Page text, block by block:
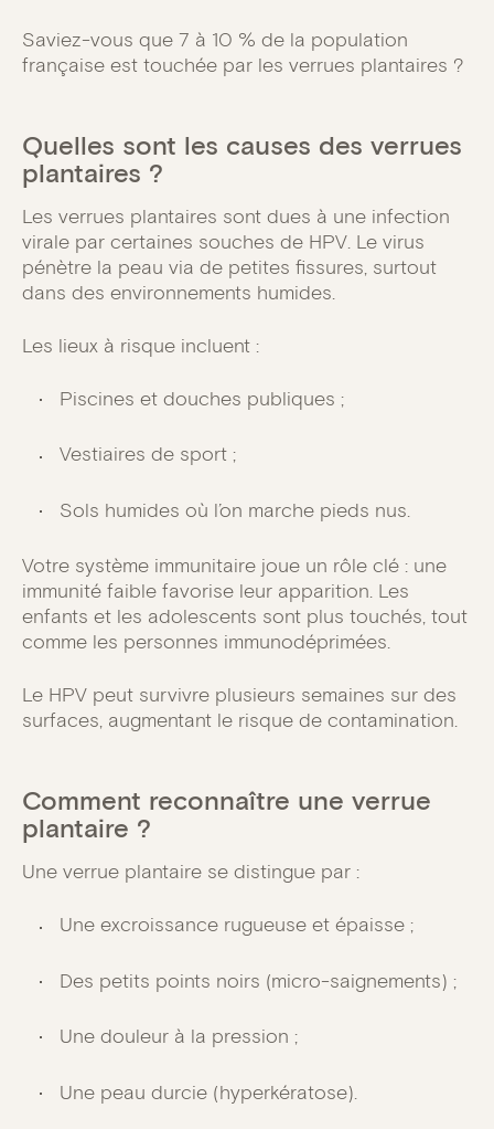
Saviez-vous que 7 à 10 % de la population
française est touchée par les verrues plantaires ?
Quelles sont les causes des verrues
plantaires ?
Les verrues plantaires sont dues à une infection
virale par certaines souches de HPV. Le virus
pénètre la peau via de petites fissures, surtout
dans des environnements humides.
Les lieux à risque incluent :
Piscines et douches publiques ;
Vestiaires de sport ;
Sols humides où l’on marche pieds nus.
Votre système immunitaire joue un rôle clé : une
immunité faible favorise leur apparition. Les
enfants et les adolescents sont plus touchés, tout
comme les personnes immunodéprimées.
Le HPV peut survivre plusieurs semaines sur des
surfaces, augmentant le risque de contamination.
Comment reconnaître une verrue
plantaire ?
Une verrue plantaire se distingue par :
Une excroissance rugueuse et épaisse ;
Des petits points noirs (micro-saignements) ;
Une douleur à la pression ;
Une peau durcie (hyperkératose).